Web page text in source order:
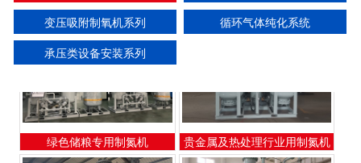
变压吸附制氧机系列
循环气体纯化系统
承压类设备安装系列
绿色储粮专用制氮机 贵金属及热处理行业用制氮机